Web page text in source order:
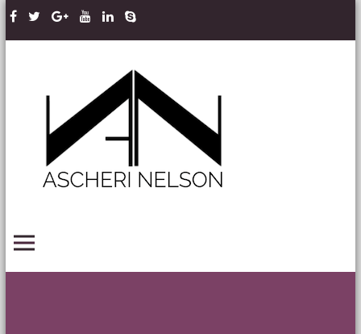
Skip to content